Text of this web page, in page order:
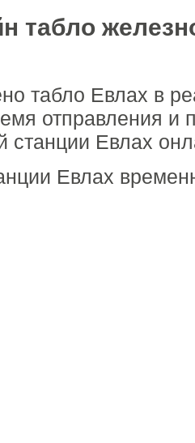
табло
табло Евлах в
отправления и
станции Евлах
Евлах